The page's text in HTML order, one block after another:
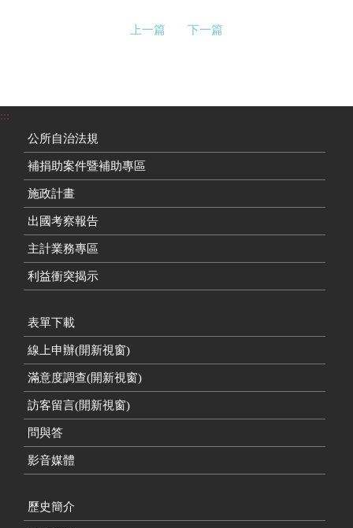
上一篇 下一篇
:::
公所自治法規
補捐助案件暨補助專區
施政計畫
出國考察報告
主計業務專區
利益衝突揭示
表單下載
線上申辦(開新視窗)
滿意度調查(開新視窗)
訪客留言(開新視窗)
問與答
影音媒體
歷史簡介